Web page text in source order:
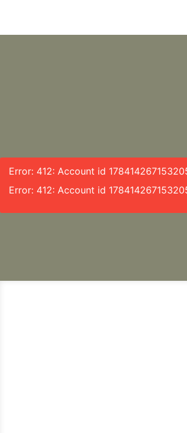
Error: 412: Account id
Error: 412: Account id